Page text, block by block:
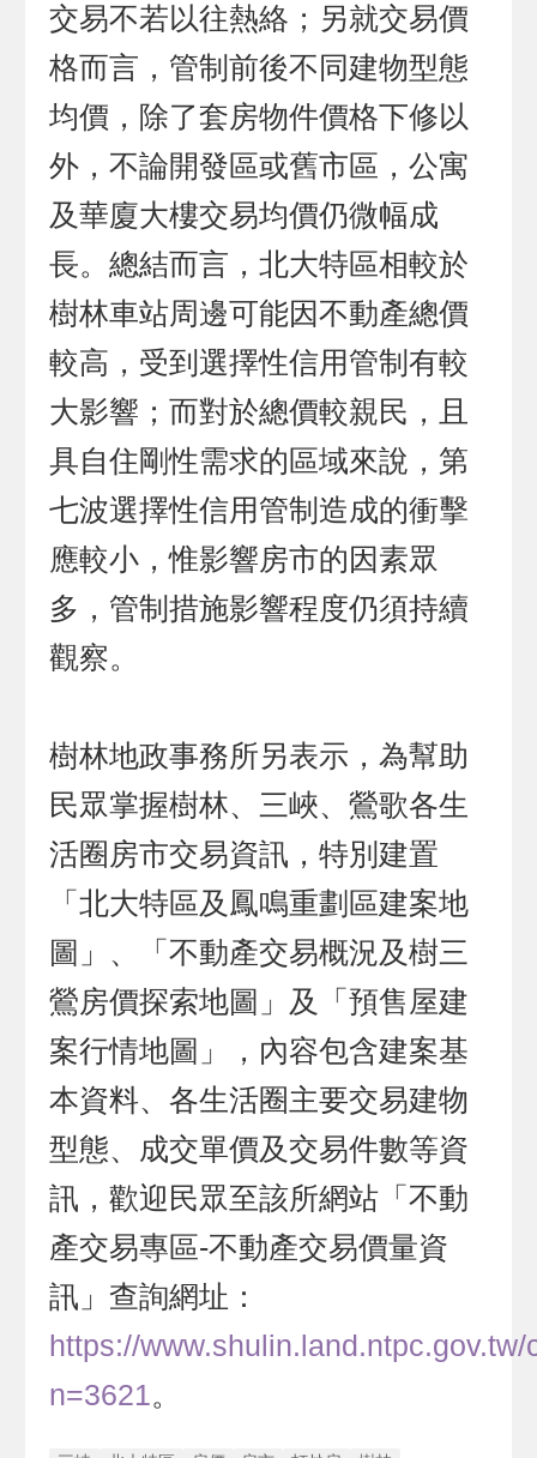
交易不若以往熱絡；另就交易價
格而言，管制前後不同建物型態
均價，除了套房物件價格下修以
外，不論開發區或舊市區，公寓
及華廈大樓交易均價仍微幅成
長。總結而言，北大特區相較於
樹林車站周邊可能因不動產總價
較高，受到選擇性信用管制有較
大影響；而對於總價較親民，且
具自住剛性需求的區域來說，第
七波選擇性信用管制造成的衝擊
應較小，惟影響房市的因素眾
多，管制措施影響程度仍須持續
觀察。
樹林地政事務所另表示，為幫助
民眾掌握樹林、三峽、鶯歌各生
活圈房市交易資訊，特別建置
「北大特區及鳳鳴重劃區建案地
圖」、「不動產交易概況及樹三
鶯房價探索地圖」及「預售屋建
案行情地圖」，內容包含建案基
本資料、各生活圈主要交易建物
型態、成交單價及交易件數等資
訊，歡迎民眾至該所網站「不動
產交易專區-不動產交易價量資
訊」查詢網址：
https://www.shulin.land.ntpc.gov.tw/
n=3621。